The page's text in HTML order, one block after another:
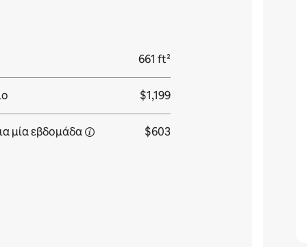
661 ft²
$1,199
μία εβδομάδα $603